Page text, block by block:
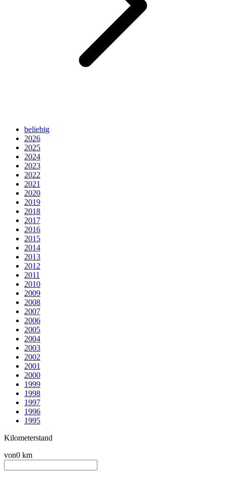
beliebig
2026
2025
2024
2023
2022
2021
2020
2019
2018
2017
2016
2015
2014
2013
2012
2011
2010
2009
2008
2007
2006
2005
2004
2003
2002
2001
2000
1999
1998
1997
1996
1995
Kilometerstand
von0 km